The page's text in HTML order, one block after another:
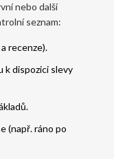
nebo další
seznam:
recenze).
k dispozici slevy
(např. ráno po